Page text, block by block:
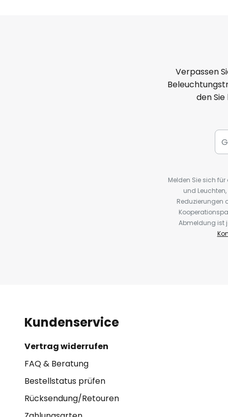
Verpassen
den
Melden Sie sich
und
Reduzierungen
Abmeldung ist
Kundenservice
Vertrag widerrufen
FAQ & Beratung
Bestellstatus prüfen
Rücksendung/Retouren